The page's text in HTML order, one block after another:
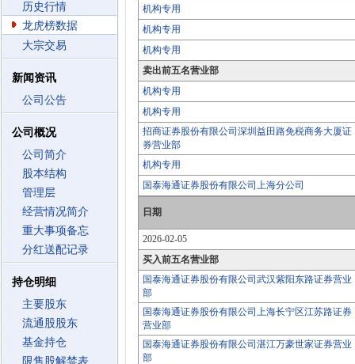
历史行情
龙虎榜数据
大宗交易
新闻资讯
公司公告
公司概况
公司简介
股本结构
管理层
经营情况简介
重大事项备忘
分红送配记录
持仓明细
主要股东
流通股股东
基金持仓
限售股解禁表
机构专用
机构专用
机构专用
卖出前五名营业部
机构专用
机构专用
招商证券股份有限公司深圳益田路免税商务大厦证
券营业部
机构专用
国泰海通证券股份有限公司上海分公司
日期
2026-02-05
买入前五名营业部
国泰海通证券股份有限公司武汉紫阳东路证券营业
部
国泰海通证券股份有限公司上海长宁区江苏路证券
营业部
国泰海通证券股份有限公司湛江万豪世家证券营业
部